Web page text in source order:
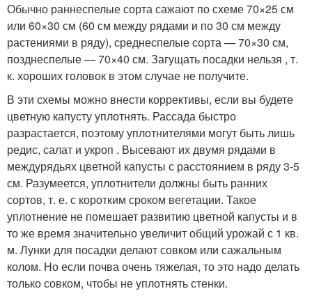
Обычно раннеспелые сорта сажают по схеме 70×25 см
или 60×30 см (60 см между рядами и по 30 см между
растениями в ряду), среднеспелые сорта — 70×30 см,
позднеспелые — 70×40 см. Загущать посадки нельзя , т.
к. хороших головок в этом случае не получите.
В эти схемы можно внести коррективы, если вы будете
цветную капусту уплотнять. Рассада быстро
разрастается, поэтому уплотнителями могут быть лишь
редис, салат и укроп . Высевают их двумя рядами в
междурядьях цветной капусты с расстоянием в ряду 3-5
см. Разумеется, уплотнители должны быть ранних
сортов, т. е. с коротким сроком вегетации. Такое
уплотнение не помешает развитию цветной капусты и в
то же время значительно увеличит общий урожай с 1 кв.
м. Лунки для посадки делают совком или сажальным
колом. Но если почва очень тяжелая, то это надо делать
только совком, чтобы не уплотнять стенки.